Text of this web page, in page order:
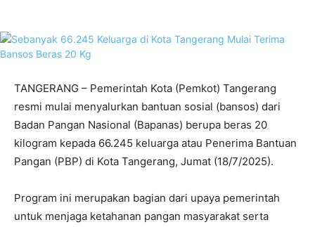
TANGERANG – Pemerintah Kota (Pemkot) Tangerang
resmi mulai menyalurkan bantuan sosial (bansos) dari
Badan Pangan Nasional (Bapanas) berupa beras 20
kilogram kepada 66.245 keluarga atau Penerima Bantuan
Pangan (PBP) di Kota Tangerang, Jumat (18/7/2025).
Program ini merupakan bagian dari upaya pemerintah
untuk menjaga ketahanan pangan masyarakat serta